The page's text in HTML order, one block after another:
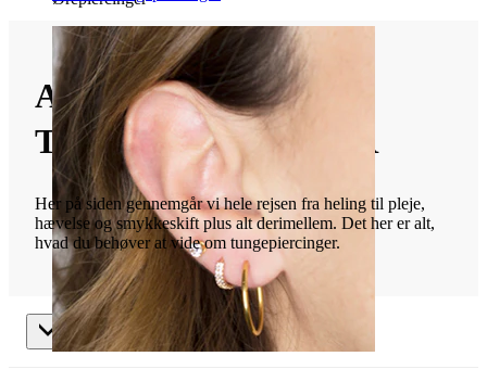
ALT OM
TUNGEPIERCINGER
Her på siden gennemgår vi hele rejsen fra heling til pleje,
hævelse og smykkeskift plus alt derimellem. Det her er alt,
hvad du behøver at vide om tungepiercinger.
Alt Om Tungepiercinger